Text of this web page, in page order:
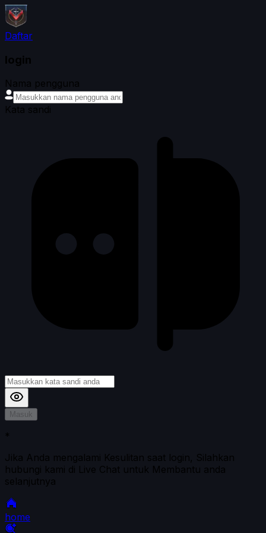
Daftar
login
Nama pengguna
Kata sandi
Masuk
*
Jika Anda mengalami Kesulitan saat login, Silahkan
hubungi kami di Live Chat untuk Membantu anda
selanjutnya
home